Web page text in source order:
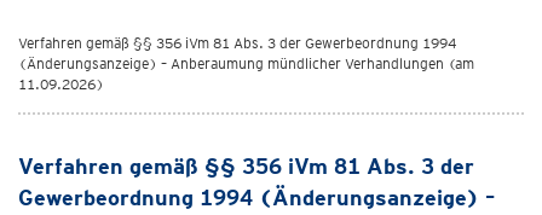
Verfahren gemäß §§ 356 iVm 81 Abs. 3 der Gewerbeordnung 1994
(Änderungsanzeige) – Anberaumung mündlicher Verhandlungen (am
11.09.2026)
Verfahren gemäß §§ 356 iVm 81 Abs. 3 der
Gewerbeordnung 1994 (Änderungsanzeige) –